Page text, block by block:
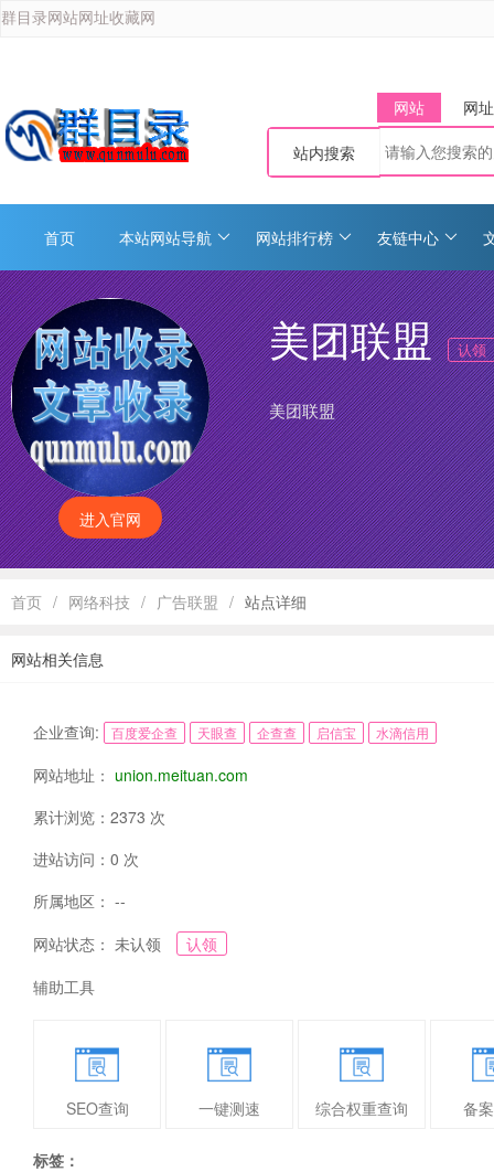
群目录网站网址收藏网
网站 网址
站内搜索
首页 本站网站导航 网站排行榜 友链中心
进入官网
美团联盟 认领
美团联盟
首页 / 网络科技 / 广告联盟 / 站点详细
网站相关信息
企业查询: 百度爱企查 天眼查 企查查 启信宝 水滴信用
网站地址： union.meituan.com
累计浏览：2373 次
进站访问：0 次
所属地区： --
网站状态： 未认领
认领
辅助工具
SEO查询 一键测速 综合权重查询 备
标签：